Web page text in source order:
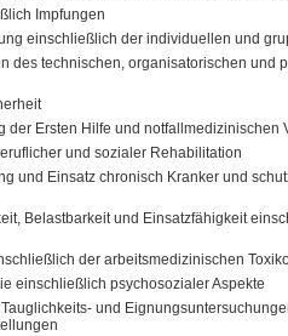
Impfungen
einschließlich der individuellen und
des technischen, organisatorischen und
der Ersten Hilfe und notfallmedizinischen
und sozialer Rehabilitation
und Einsatz chronisch Kranker und
Belastbarkeit und Einsatzfähigkeit
der arbeitsmedizinischen
einschließlich psychosozialer Aspekte
und